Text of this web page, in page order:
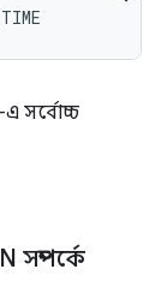
সর্বোচ্চ
সম্পর্কে